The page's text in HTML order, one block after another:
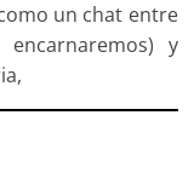
un chat entre
y